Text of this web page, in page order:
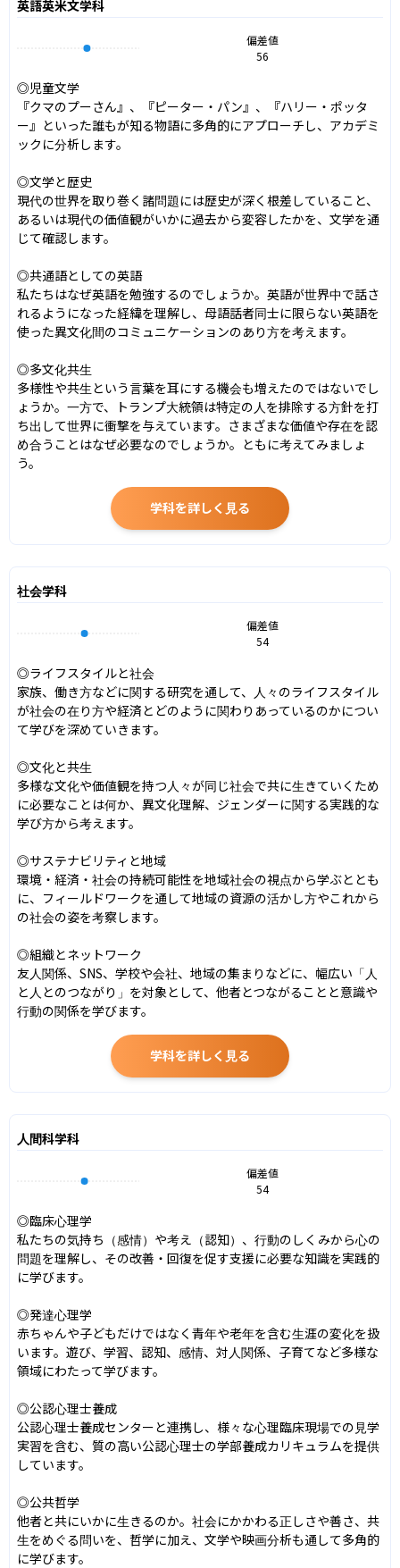
英語英米文学科
偏差値
56
◎児童文学
『クマのプーさん』、『ピーター・パン』、『ハリー・ポッタ
ー』といった誰もが知る物語に多角的にアプローチし、アカデミ
ックに分析します。
◎文学と歴史
現代の世界を取り巻く諸問題には歴史が深く根差していること、
あるいは現代の価値観がいかに過去から変容したかを、文学を通
じて確認します。
◎共通語としての英語
私たちはなぜ英語を勉強するのでしょうか。英語が世界中で話さ
れるようになった経緯を理解し、母語話者同士に限らない英語を
使った異文化間のコミュニケーションのあり方を考えます。
◎多文化共生
多様性や共生という言葉を耳にする機会も増えたのではないでし
ょうか。一方で、トランプ大統領は特定の人を排除する方針を打
ち出して世界に衝撃を与えています。さまざまな価値や存在を認
め合うことはなぜ必要なのでしょうか。ともに考えてみましょ
う。
学科を詳しく見る
社会学科
偏差値
54
◎ライフスタイルと社会
家族、働き方などに関する研究を通して、人々のライフスタイル
が社会の在り方や経済とどのように関わりあっているのかについ
て学びを深めていきます。
◎文化と共生
多様な文化や価値観を持つ人々が同じ社会で共に生きていくため
に必要なことは何か、異文化理解、ジェンダーに関する実践的な
学び方から考えます。
◎サステナビリティと地域
環境・経済・社会の持続可能性を地域社会の視点から学ぶととも
に、フィールドワークを通して地域の資源の活かし方やこれから
の社会の姿を考察します。
◎組織とネットワーク
友人関係、SNS、学校や会社、地域の集まりなどに、幅広い「人
と人とのつながり」を対象として、他者とつながることと意識や
行動の関係を学びます。
学科を詳しく見る
人間科学科
偏差値
54
◎臨床心理学
私たちの気持ち（感情）や考え（認知）、行動のしくみから心の
問題を理解し、その改善・回復を促す支援に必要な知識を実践的
に学びます。
◎発達心理学
赤ちゃんや子どもだけではなく青年や老年を含む生涯の変化を扱
います。遊び、学習、認知、感情、対人関係、子育てなど多様な
領域にわたって学びます。
◎公認心理士養成
公認心理士養成センターと連携し、様々な心理臨床現場での見学
実習を含む、質の高い公認心理士の学部養成カリキュラムを提供
しています。
◎公共哲学
他者と共にいかに生きるのか。社会にかかわる正しさや善さ、共
生をめぐる問いを、哲学に加え、文学や映画分析も通して多角的
に学びます。